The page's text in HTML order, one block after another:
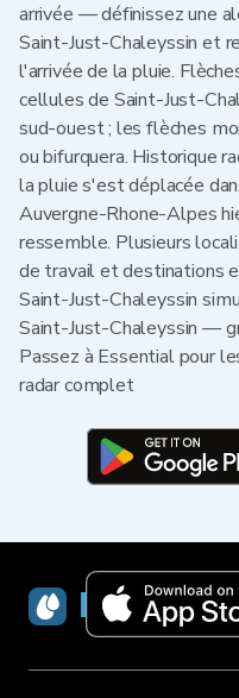
arrivée — définissez une
Saint-Just-Chaleyssin et
l'arrivée de la pluie.
cellules de Saint-Just-
sud-ouest ; les flèches
ou bifurquera. Historique
la pluie s'est déplacée
Auvergne-Rhone-Alpes
ressemble. Plusieurs
de travail et destinations
Saint-Just-Chaleyssin
Saint-Just-Chaleyssin —
Passez à Essential pour
radar complet